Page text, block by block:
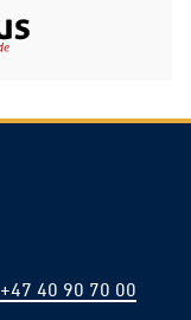
+47 40 90 70 00